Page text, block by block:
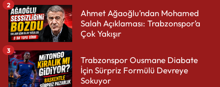
Ahmet Ağaoğlu’ndan Mohamed
Salah Açıklaması: Trabzonspor’a
Çok Yakışır
2
Trabzonspor Ousmane Diabate
İçin Sürpriz Formülü Devreye
Sokuyor
3